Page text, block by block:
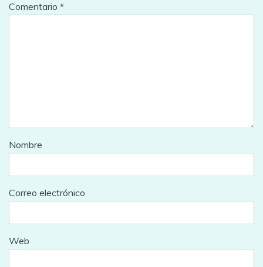
Comentario *
Nombre
Correo electrónico
Web